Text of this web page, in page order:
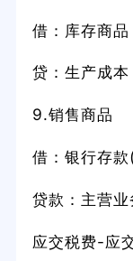
借：库存商品
贷：生产成本
9.销售商品
借：银行存
贷款：主营业
应交税费-应